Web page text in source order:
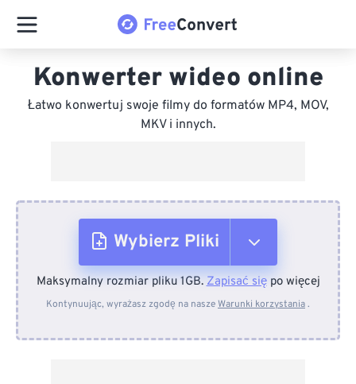
Konwerter wideo online
Łatwo konwertuj swoje filmy do formatów MP4, MOV,
MKV i innych.
Wybierz Pliki
Z urządzenia
Maksymalny rozmiar pliku 1GB.Zapisać siępo więcej
Kontynuując, wyrażasz zgodę na naszeWarunki korzystania.